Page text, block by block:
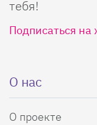
тебя!
Подписаться на
О нас
О проекте